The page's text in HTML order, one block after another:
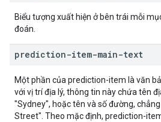
Biểu tượng xuất hiện ở bên trái mỗi
đoán.
prediction-item-main-text
Một phần của prediction-item là văn
với vị trí địa lý, thông tin này chứa tên
"Sydney", hoặc tên và số đường,
Street". Theo mặc định, prediction-